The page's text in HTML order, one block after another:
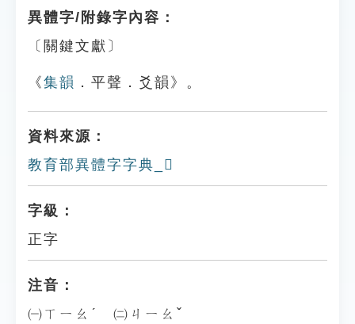
異體字/附錄字內容：
〔關鍵文獻〕
《集韻 ．平聲．爻韻》。
資料來源：
教育部異體字字典_𤕢
字級：
正字
注音：
㈠ㄒㄧㄠˊ ㈡ㄐㄧㄠˇ